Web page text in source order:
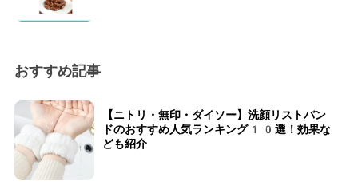
おすすめ記事
【ニトリ・無印・ダイソー】洗顔リストバン
ドのおすすめ人気ランキング10選！効果な
ども紹介